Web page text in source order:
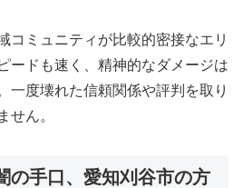
コミュニティが比較的密接なエリ
ードも速く、精神的なダメージは
一度壊れた信頼関係や評判を取り
せん。
の手口、愛知刈谷市の方